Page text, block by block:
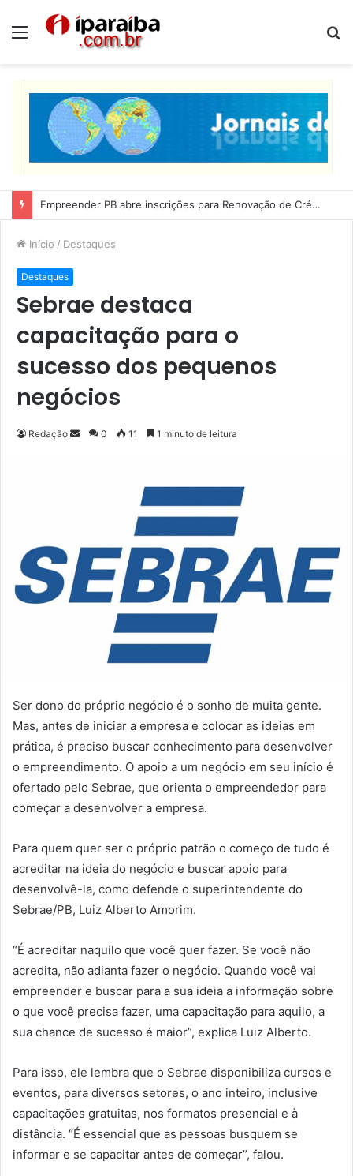
Menu
Empreender PB abre inscrições para Renovação de Crédito
Início / Destaques
Destaques
Sebrae destaca
capacitação para o
sucesso dos pequenos
negócios
Redação
m
m
0 11 1 minuto de leitura
Ser dono do próprio negócio é o sonho de muita gente.
Mas, antes de iniciar a empresa e colocar as ideias em
prática, é preciso buscar conhecimento para desenvolver
o empreendimento. O apoio a um negócio em seu início é
ofertado pelo Sebrae, que orienta o empreendedor para
começar a desenvolver a empresa.
Para quem quer ser o próprio patrão o começo de tudo é
acreditar na ideia do negócio e buscar apoio para
desenvolvê-la, como defende o superintendente do
Sebrae/PB, Luiz Alberto Amorim.
“É acreditar naquilo que você quer fazer. Se você não
acredita, não adianta fazer o negócio. Quando você vai
empreender e buscar para a sua ideia a informação sobre
o que você precisa fazer, uma capacitação para aquilo, a
sua chance de sucesso é maior”, explica Luiz Alberto.
Para isso, ele lembra que o Sebrae disponibiliza cursos e
eventos, para diversos setores, o ano inteiro, inclusive
capacitações gratuitas, nos formatos presencial e à
distância. “É essencial que as pessoas busquem se
informar e se capacitar antes de começar”, falou.